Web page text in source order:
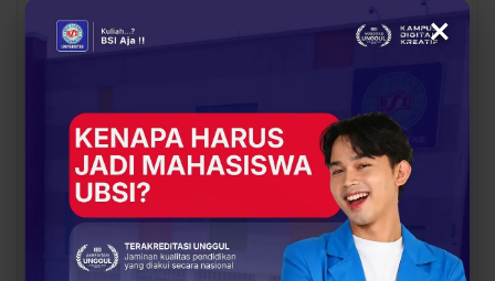
UBSI Buka Call for
Papers ICAISD 2026,
Dorong Riset Teknologi
dan Keamanan Siber…
Siap Kuliah Berkualitas?
UBSI Cengkareng Gelar
Open Booth Spesial
dengan Beasiswa…
BERITA BERITA
×